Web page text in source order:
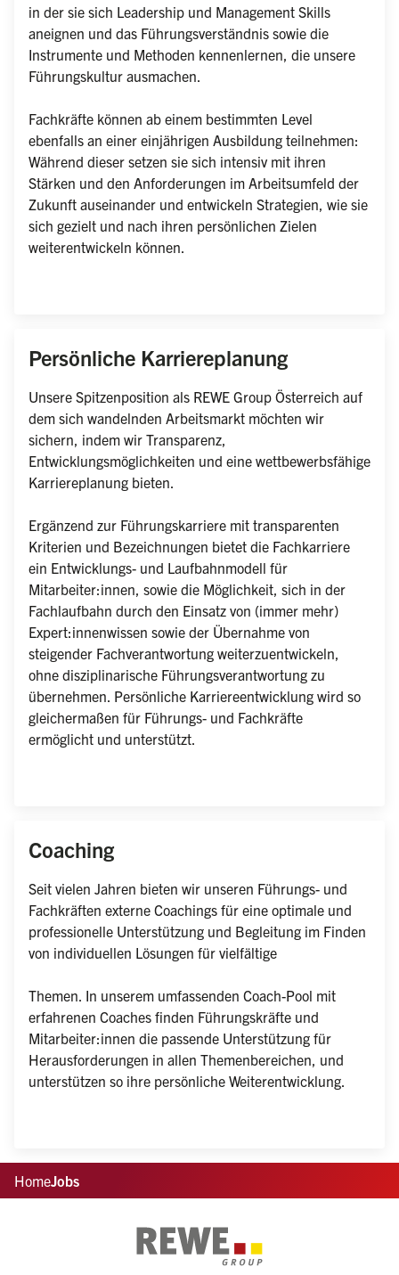
in der sie sich Leadership und Management Skills
aneignen und das Führungsverständnis sowie die
Instrumente und Methoden kennenlernen, die unsere
Führungskultur ausmachen.
Fachkräfte können ab einem bestimmten Level
ebenfalls an einer einjährigen Ausbildung teilnehmen:
Während dieser setzen sie sich intensiv mit ihren
Stärken und den Anforderungen im Arbeitsumfeld der
Zukunft auseinander und entwickeln Strategien, wie sie
sich gezielt und nach ihren persönlichen Zielen
weiterentwickeln können.
Unsere Spitzenposition als REWE Group Österreich auf
dem sich wandelnden Arbeitsmarkt möchten wir
sichern, indem wir Transparenz,
Entwicklungsmöglichkeiten und eine wettbewerbsfähige
Karriereplanung bieten.
Ergänzend zur Führungskarriere mit transparenten
Kriterien und Bezeichnungen bietet die Fachkarriere
ein Entwicklungs- und Laufbahnmodell für
Mitarbeiter:innen, sowie die Möglichkeit, sich in der
Fachlaufbahn durch den Einsatz von (immer mehr)
Expert:innenwissen sowie der Übernahme von
steigender Fachverantwortung weiterzuentwickeln,
ohne disziplinarische Führungsverantwortung zu
übernehmen. Persönliche Karriereentwicklung wird so
gleichermaßen für Führungs- und Fachkräfte
ermöglicht und unterstützt.
Coaching
Seit vielen Jahren bieten wir unseren Führungs- und
Fachkräften externe Coachings für eine optimale und
professionelle Unterstützung und Begleitung im Finden
von individuellen Lösungen für vielfältige
Themen. In unserem umfassenden Coach-Pool mit
erfahrenen Coaches finden Führungskräfte und
Mitarbeiter:innen die passende Unterstützung für
Herausforderungen in allen Themenbereichen, und
unterstützen so ihre persönliche Weiterentwicklung.
HomeJobs